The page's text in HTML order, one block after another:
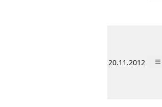
20.11.2012